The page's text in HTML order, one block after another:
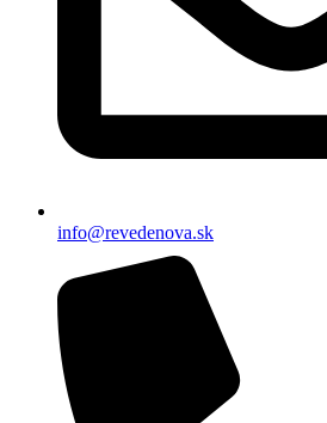
info@revedenova.sk